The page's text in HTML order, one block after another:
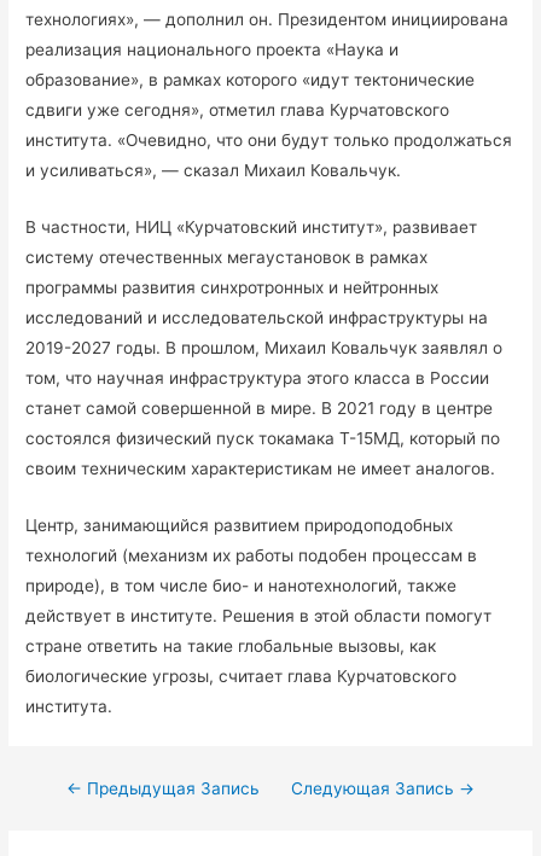
технологиях», — дополнил он. Президентом инициирована
реализация национального проекта «Наука и
образование», в рамках которого «идут тектонические
сдвиги уже сегодня», отметил глава Курчатовского
института. «Очевидно, что они будут только продолжаться
и усиливаться», — сказал Михаил Ковальчук.
В частности, НИЦ «Курчатовский институт», развивает
систему отечественных мегаустановок в рамках
программы развития синхротронных и нейтронных
исследований и исследовательской инфраструктуры на
2019-2027 годы. В прошлом, Михаил Ковальчук заявлял о
том, что научная инфраструктура этого класса в России
станет самой совершенной в мире. В 2021 году в центре
состоялся физический пуск токамака Т-15МД, который по
своим техническим характеристикам не имеет аналогов.
Центр, занимающийся развитием природоподобных
технологий (механизм их работы подобен процессам в
природе), в том числе био- и нанотехнологий, также
действует в институте. Решения в этой области помогут
стране ответить на такие глобальные вызовы, как
биологические угрозы, считает глава Курчатовского
института.
← Предыдущая Запись Следующая Запись →